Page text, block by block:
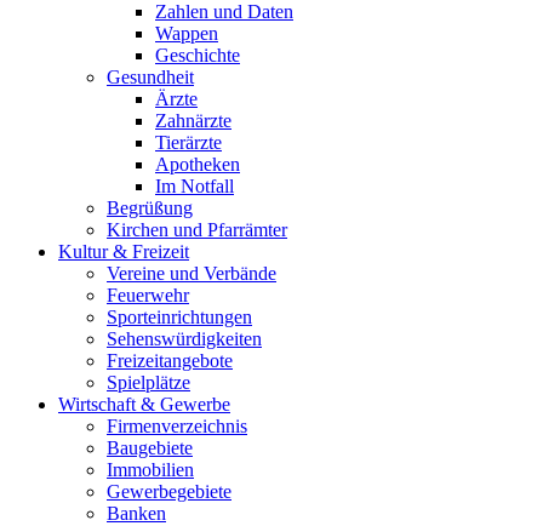
Zahlen und Daten
Wappen
Geschichte
Gesundheit
Ärzte
Zahnärzte
Tierärzte
Apotheken
Im Notfall
Begrüßung
Kirchen und Pfarrämter
Kultur & Freizeit
Vereine und Verbände
Feuerwehr
Sporteinrichtungen
Sehenswürdigkeiten
Freizeitangebote
Spielplätze
Wirtschaft & Gewerbe
Firmenverzeichnis
Baugebiete
Immobilien
Gewerbegebiete
Banken